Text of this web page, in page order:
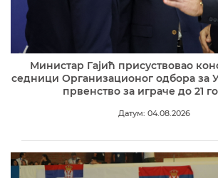
Министар Гајић присуствовао
седници Организационог одбора за
првенство за играче до 21
Датум: 04.08.2026